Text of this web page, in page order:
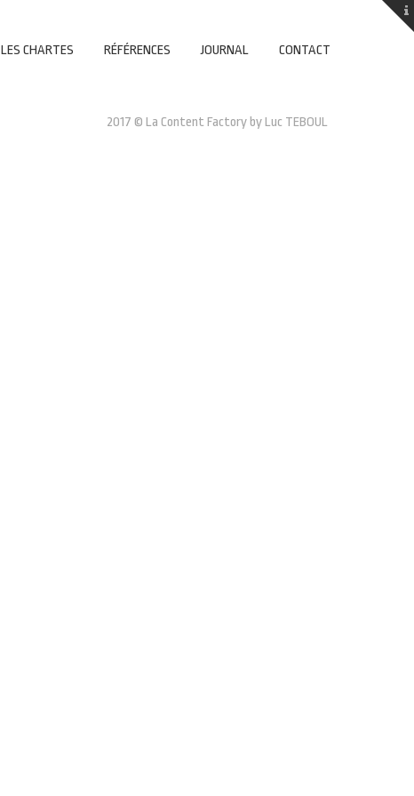
LES CHARTES RÉFÉRENCES JOURNAL CONTACT
2017 © La Content Factory by Luc TEBOUL